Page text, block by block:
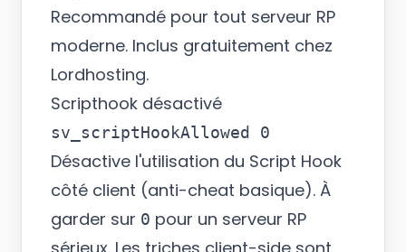
Recommandé pour tout serveur RP
moderne. Inclus gratuitement chez
Lordhosting.
Scripthook désactivé
Désactive l'utilisation du Script Hook
côté client (anti-cheat basique). À
garder sur 0 pour un serveur RP